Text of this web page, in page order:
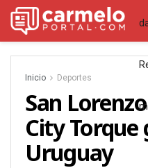
Inicio Deportes
San
City Torque
Uruguay